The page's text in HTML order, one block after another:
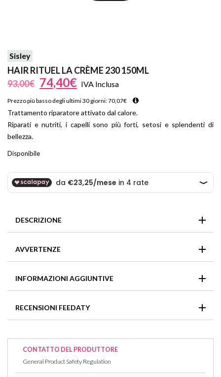
Sisley
HAIR RITUEL LA CRÈME 230 150ML
93,00€ 74,40€ IVA Inclusa
Prezzo più basso degli ultimi 30 giorni:70,07€
Trattamento riparatore attivato dal calore.
Riparati e nutriti, i capelli sono più forti, setosi e splendenti di
bellezza.
Disponibile
DESCRIZIONE
oli vegetali e dal Complesso 230, attivato dal calore.
Ripara, nutre e districa perfettamente i capelli. Protegge la
AVVERTENZE
e abbondantemente.
INFORMAZIONI AGGIUNTIVE
RECENSIONI FEEDATY
Non ci sono recensioni per questo articolo
CONTATTO DEL PRODUTTORE
General Product Safety Regulation